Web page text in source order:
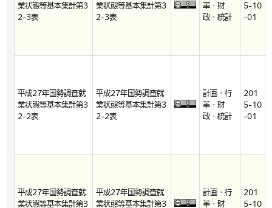
業状態等基本集計第3
2-3表
業状態等基本集計第3
2-3表
革・財
政・統計
5-10
-01
平成27年国勢調査就
業状態等基本集計第3
2-2表
平成27年国勢調査就
業状態等基本集計第3
2-2表
計画・行
革・財
政・統計
201
5-10
-01
平成27年国勢調査就
業状態等基本集計第3
平成27年国勢調査就
業状態等基本集計第3
計画・行
革・財
201
5-10